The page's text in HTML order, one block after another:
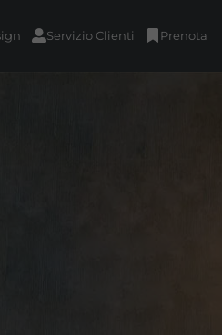
Servizio Clienti Prenota